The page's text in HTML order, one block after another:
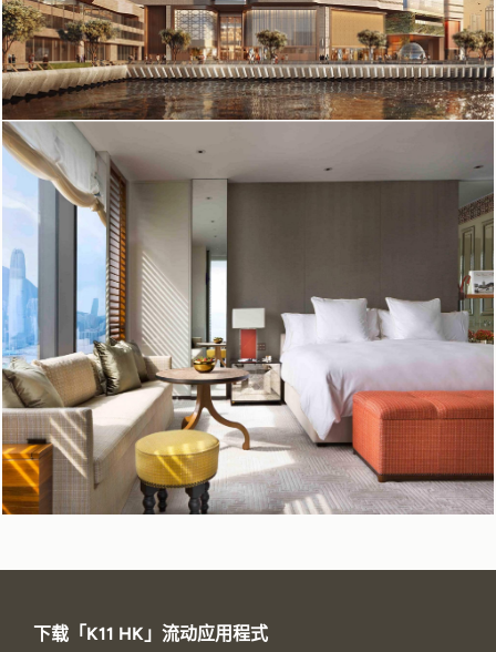
下载「K11 HK」流动应用程式